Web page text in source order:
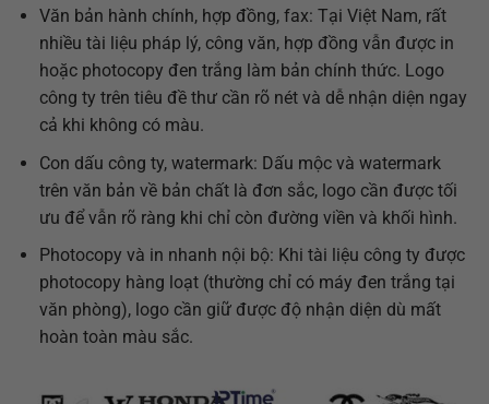
Văn bản hành chính, hợp đồng, fax: Tại Việt Nam, rất
nhiều tài liệu pháp lý, công văn, hợp đồng vẫn được in
hoặc photocopy đen trắng làm bản chính thức. Logo
công ty trên tiêu đề thư cần rõ nét và dễ nhận diện ngay
cả khi không có màu.
Con dấu công ty, watermark: Dấu mộc và watermark
trên văn bản về bản chất là đơn sắc, logo cần được tối
ưu để vẫn rõ ràng khi chỉ còn đường viền và khối hình.
Photocopy và in nhanh nội bộ: Khi tài liệu công ty được
photocopy hàng loạt (thường chỉ có máy đen trắng tại
văn phòng), logo cần giữ được độ nhận diện dù mất
hoàn toàn màu sắc.